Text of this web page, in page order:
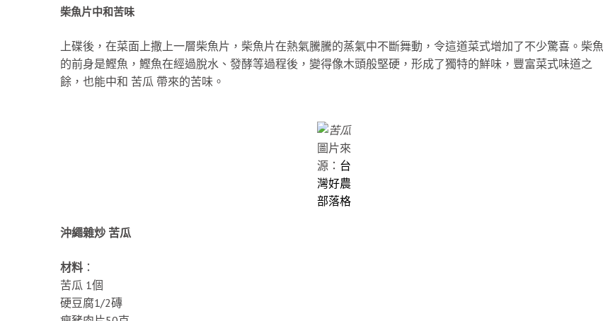
柴魚片中和苦味
上碟後，在菜面上撒上一層柴魚片，柴魚片在熱氣騰騰的蒸氣中不斷舞動，令這道菜式增加了不少驚喜。柴魚
的前身是鰹魚，鰹魚在經過脫水、發酵等過程後，變得像木頭般堅硬，形成了獨特的鮮味，豐富菜式味道之
餘，也能中和 苦瓜 帶來的苦味。
圖片來
源： 台
灣好農
部落格
沖繩雜炒 苦瓜
材料：
苦瓜 1個
硬豆腐1/2磚